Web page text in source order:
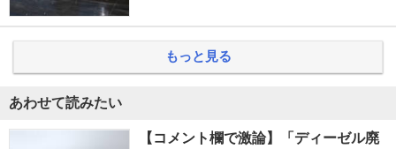
もっと見る
あわせて読みたい
【コメント欄で激論】「ディーゼル廃